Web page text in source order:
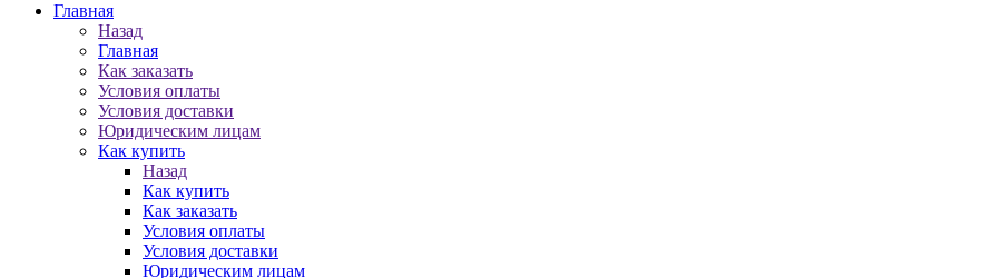
Главная
Назад
Главная
Как заказать
Условия оплаты
Условия доставки
Юридическим лицам
Как купить
Назад
Как купить
Как заказать
Условия оплаты
Условия доставки
Юридическим лицам